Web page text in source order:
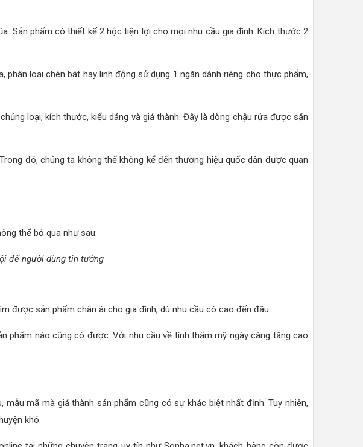
Sản phẩm có thiết kế 2 hộc tiện lợi cho mọi nhu cầu gia đình. Kích thước 2
loại chén bát hay linh động sử dụng 1 ngăn dành riêng cho thực phẩm,
loại, kích thước, kiểu dáng và giá thành. Đây là dòng chậu rửa được săn
đó, chúng ta không thể không kể đến thương hiệu quốc dân được quan
thể bỏ qua như sau:
để người dùng tin tưởng
được sản phẩm chân ái cho gia đình, dù nhu cầu có cao đến đâu.
phẩm nào cũng có được. Với nhu cầu về tính thẩm mỹ ngày càng tăng cao
mã mà giá thành sản phẩm cũng có sự khác biệt nhất định. Tuy nhiên,
khó.